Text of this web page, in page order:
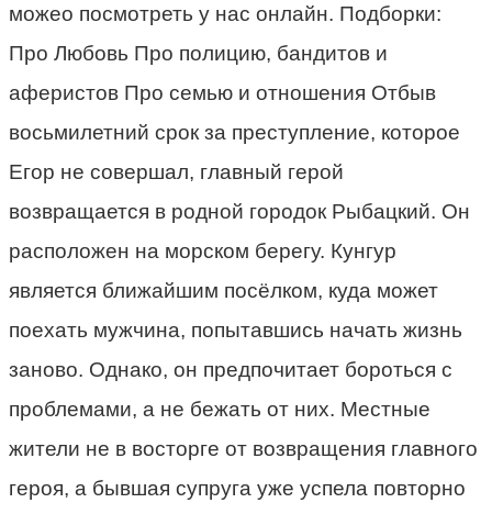
можео посмотреть у нас онлайн. Подборки:
Про Любовь Про полицию, бандитов и
аферистов Про семью и отношения Отбыв
восьмилетний срок за преступление, которое
Егор не совершал, главный герой
возвращается в родной городок Рыбацкий. Он
расположен на морском берегу. Кунгур
является ближайшим посёлком, куда может
поехать мужчина, попытавшись начать жизнь
заново. Однако, он предпочитает бороться с
проблемами, а не бежать от них. Местные
жители не в восторге от возвращения главного
героя, а бывшая супруга уже успела повторно